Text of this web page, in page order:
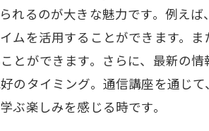
れるのが大きな魅力です。例え
ムを活用することができます。
とができます。さらに、最新の
のタイミング。通信講座を通じ
ぶ楽しみを感じる時です。